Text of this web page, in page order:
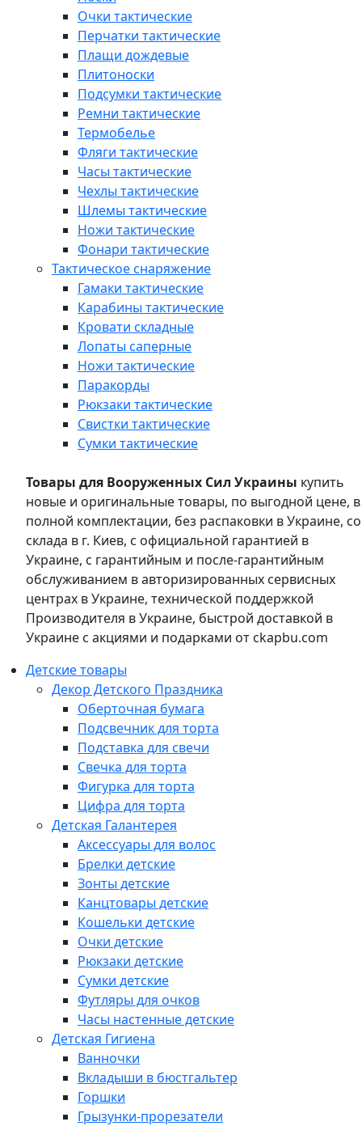
Очки тактические
Перчатки тактические
Плащи дождевые
Плитоноски
Подсумки тактические
Ремни тактические
Термобелье
Фляги тактические
Часы тактические
Чехлы тактические
Шлемы тактические
Ножи тактические
Фонари тактические
Тактическое снаряжение
Гамаки тактические
Карабины тактические
Кровати складные
Лопаты саперные
Ножи тактические
Паракорды
Рюкзаки тактические
Свистки тактические
Сумки тактические
Товары для Вооруженных Сил Украины купить
новые и оригинальные товары, по выгодной цене, в
полной комплектации, без распаковки в Украине, со
склада в г. Киев, с официальной гарантией в
Украине, с гарантийным и после-гарантийным
обслуживанием в авторизированных сервисных
центрах в Украине, технической поддержкой
Производителя в Украине, быстрой доставкой в
Украине с акциями и подарками от ckapbu.com
Детские товары
Декор Детского Праздника
Оберточная бумага
Подсвечник для торта
Подставка для свечи
Свечка для торта
Фигурка для торта
Цифра для торта
Детская Галантерея
Аксессуары для волос
Брелки детские
Зонты детские
Канцтовары детские
Кошельки детские
Очки детские
Рюкзаки детские
Сумки детские
Футляры для очков
Часы настенные детские
Детская Гигиена
Ванночки
Вкладыши в бюстгальтер
Горшки
Грызунки-прорезатели